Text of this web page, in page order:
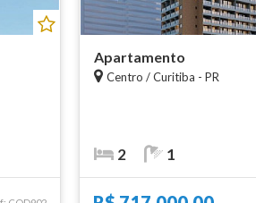
Apartamento
Centro / Curitiba - PR
2 1